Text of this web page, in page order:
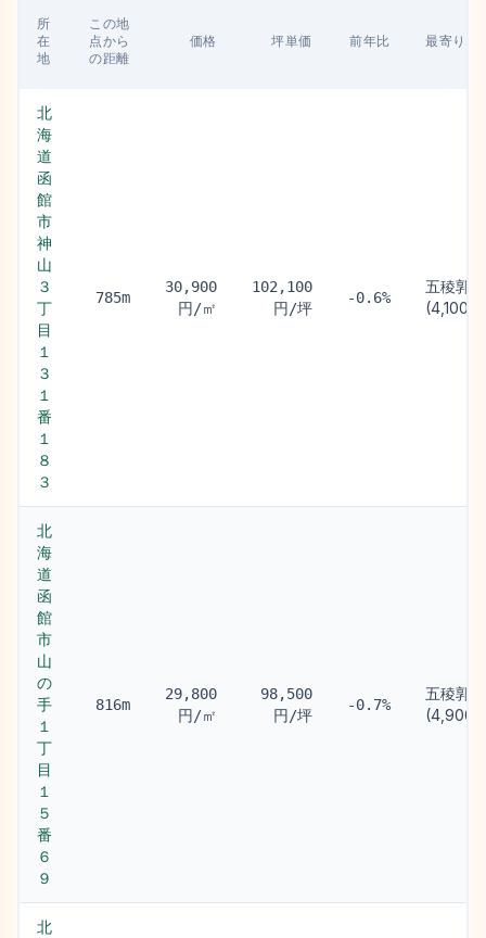
所
在
地
この地
点から
の距離
価格 坪単価 前年比 最寄り駅
北
海
道
函
館
市
神
山
３
丁
目
１
３
１
番
１
８
３
785m
30,900
円/㎡
102,100
円/坪
-0.6%
五稜郭駅
(4,100m)
北
海
道
函
館
市
山
の
手
１
丁
目
１
５
番
６
９
816m
29,800
円/㎡
98,500
円/坪
-0.7%
五稜郭駅
北